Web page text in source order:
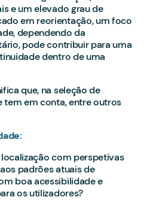
e um elevado grau de
em reorientação, um foco
dependendo da
pode contribuir para uma
dentro de uma
que, na seleção de
tem em conta, entre outros
com perspetivas
padrões atuais de
boa acessibilidade e
os utilizadores?